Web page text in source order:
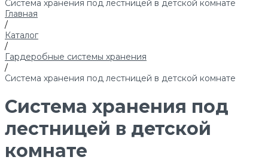
Система хранения под лестницей в детской комнате
Главная
/
Каталог
/
Гардеробные системы хранения
/
Система хранения под лестницей в детской комнате
Система хранения под
лестницей в детской
комнате